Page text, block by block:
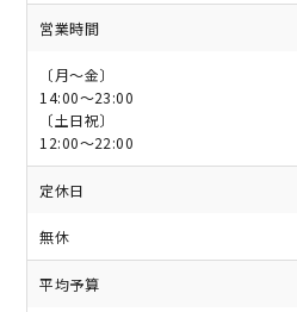
営業時間
〔月～金〕
14:00～23:00
〔土日祝〕
12:00～22:00
定休日
無休
平均予算